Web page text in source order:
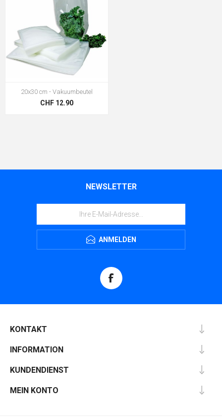
20x30 cm - Vakuumbeutel
CHF 12.90
NEWSLETTER
ANMELDEN
KONTAKT
INFORMATION
KUNDENDIENST
MEIN KONTO